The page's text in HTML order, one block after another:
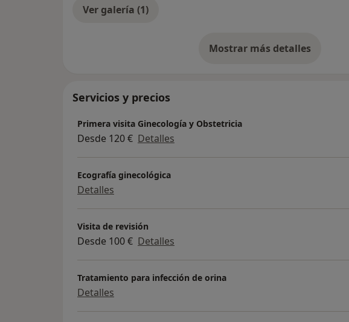
Ver galería (1)
Mostrar más detalles
sobre la experiencia
Servicios y precios
Primera visita Ginecología y Obstetricia
Desde 120 € Detalles
Ecografía ginecológica
Detalles
Visita de revisión
Desde 100 € Detalles
Tratamiento para infección de orina
Detalles